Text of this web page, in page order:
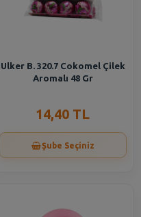
Ulker B. 320.7 Cokomel Çilek
Aromalı 48 Gr
14,40 TL
Şube Seçiniz